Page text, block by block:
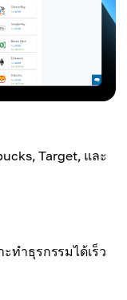
Target, และ
ทำธุรกรรมได้เร็ว